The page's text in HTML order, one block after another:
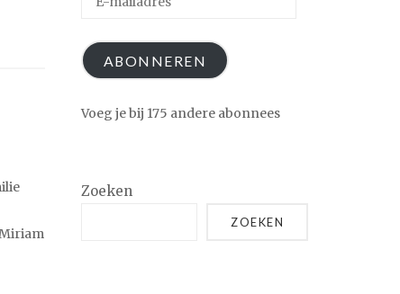
ABONNEREN
Voeg je bij 175 andere abonnees
Zoeken
ZOEKEN